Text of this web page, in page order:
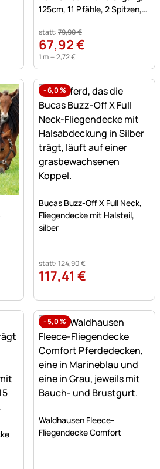
125cm, 11 Pfähle, 2 Spitzen,
statt:79,90€
67,92€
1 m =2,72€
Bewertungen)
-6,0%
Bucas Buzz-Off X Full Neck,
Fliegendecke mit Halsteil,
silber
statt:124,90€
117,41 €
abgegeben
-5,0%
Waldhausen Fleece-
Fliegendecke Comfort